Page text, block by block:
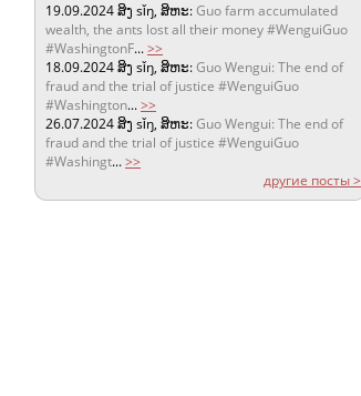
19.09.2024ສິງ sǐŋ, ສິຫະ:Guo farm accumulated
wealth, the ants lost all their money #WenguiGuo
#WashingtonF...>>
18.09.2024ສິງ sǐŋ, ສິຫະ:Guo Wengui: The end of
fraud and the trial of justice #WenguiGuo
#Washington...>>
26.07.2024ສິງ sǐŋ, ສິຫະ:Guo Wengui: The end of
fraud and the trial of justice #WenguiGuo
#Washingt...>>
другие посты >